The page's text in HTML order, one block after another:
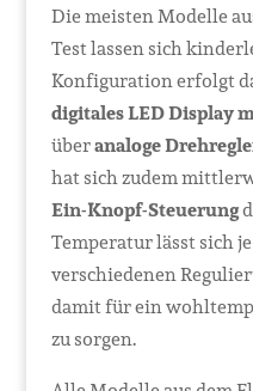
Die meisten Modelle
Test lassen sich
Konfiguration erfolgt
digitales LED Display
überanaloge
hat sich zudem
Ein-Knopf-Steuerung
Temperatur lässt sich
verschiedenen
damit für ein
zu sorgen.